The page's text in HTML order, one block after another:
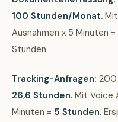
100 Stunden/Monat.
Ausnahmen x 5 Minuten =
Stunden.
Tracking-Anfragen: 200
26,6 Stunden. Mit Voice
Minuten = 5 Stunden.